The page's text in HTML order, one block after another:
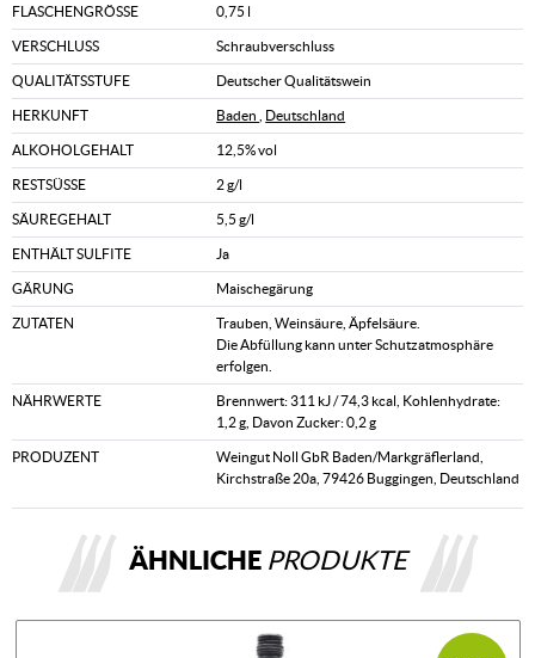
FLASCHENGRÖSSE 0,75 l
VERSCHLUSS Schraubverschluss
QUALITÄTSSTUFE Deutscher Qualitätswein
HERKUNFT Baden Deutschland
ALKOHOLGEHALT 12,5% vol
RESTSÜSSE 2 g/l
SÄUREGEHALT 5,5 g/l
ENTHÄLT SULFITE Ja
GÄRUNG Maischegärung
ZUTATEN
Trauben, Weinsäure, Äpfelsäure.
Die Abfüllung kann unter Schutzatmosphäre
erfolgen.
NÄHRWERTE
Brennwert: 311 kJ / 74,3 kcal, Kohlenhydrate:
1,2 g, Davon Zucker: 0,2 g
PRODUZENT
Weingut Noll GbR Baden/Markgräflerland,
Kirchstraße 20a, 79426 Buggingen, Deutschland
ÄHNLICHE PRODUKTE